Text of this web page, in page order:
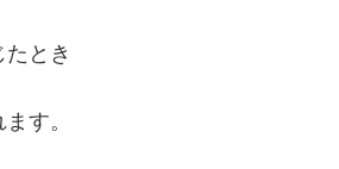
とき
す。